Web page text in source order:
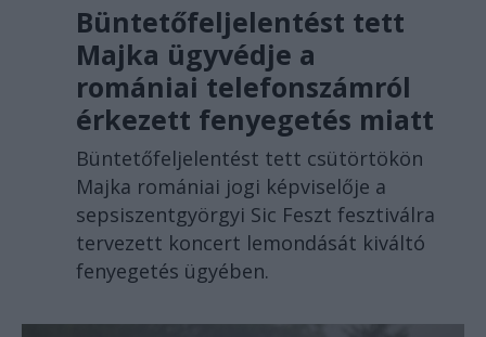
Büntetőfeljelentést tett
Majka ügyvédje a
romániai telefonszámról
érkezett fenyegetés miatt
Büntetőfeljelentést tett csütörtökön
Majka romániai jogi képviselője a
sepsiszentgyörgyi Sic Feszt fesztiválra
tervezett koncert lemondását kiváltó
fenyegetés ügyében.